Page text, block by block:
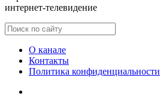
интернет-телевидение
О канале
Контакты
Политика конфиденциальности